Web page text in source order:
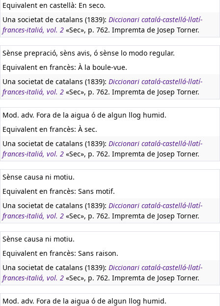
Equivalent en castellà: En seco.
Una societat de catalans (1839): Diccionari catalá-castellá-llatí-
frances-italiá, vol. 2 «Sec», p. 762. Impremta de Josep Torner.
Sènse prepració, sèns avis, ó sènse lo modo regular.
Equivalent en francès: À la boule-vue.
Una societat de catalans (1839): Diccionari catalá-castellá-llatí-
frances-italiá, vol. 2 «Sec», p. 762. Impremta de Josep Torner.
Mod. adv. Fora de la aigua ó de algun llog humid.
Equivalent en francès: À sec.
Una societat de catalans (1839): Diccionari catalá-castellá-llatí-
frances-italiá, vol. 2 «Sec», p. 762. Impremta de Josep Torner.
Sènse causa ni motiu.
Equivalent en francès: Sans motif.
Una societat de catalans (1839): Diccionari catalá-castellá-llatí-
frances-italiá, vol. 2 «Sec», p. 762. Impremta de Josep Torner.
Sènse causa ni motiu.
Equivalent en francès: Sans raison.
Una societat de catalans (1839): Diccionari catalá-castellá-llatí-
frances-italiá, vol. 2 «Sec», p. 762. Impremta de Josep Torner.
Mod. adv. Fora de la aigua ó de algun llog humid.